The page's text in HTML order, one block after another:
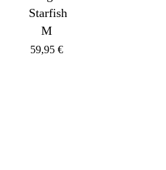
Starfish
M
59,95 €